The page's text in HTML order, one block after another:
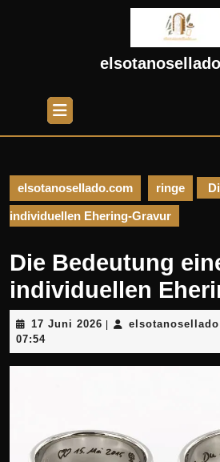
Open
Button
elsotanosellado.com ringe
individuellen Ehering-Gravur
Die Bedeutung
individuellen
17 Juni 2026 17
2026
| elsotanosellado
07:54